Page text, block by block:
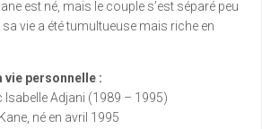
est né, mais le couple s’est séparé peu
sa vie a été tumultueuse mais riche en
vie personnelle :
Isabelle Adjani (1989 – 1995)
né en avril 1995